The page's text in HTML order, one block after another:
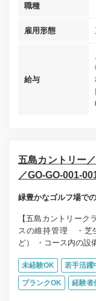
職種
雇用形態
給与
五島カントリー
／GO-GO-001-
緑豊かなゴルフ場で
【五島カントリー
スの維持管理 ・芝
ど） ・コース内の設
未経験OK 若手活躍
ブランクOK 経験者